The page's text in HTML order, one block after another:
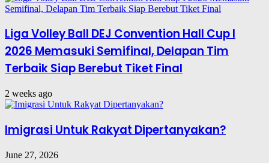
Liga Volley Ball DEJ Convention Hall Cup I
2026 Memasuki Semifinal, Delapan Tim
Terbaik Siap Berebut Tiket Final
2 weeks ago
Imigrasi Untuk Rakyat Dipertanyakan?
June 27, 2026